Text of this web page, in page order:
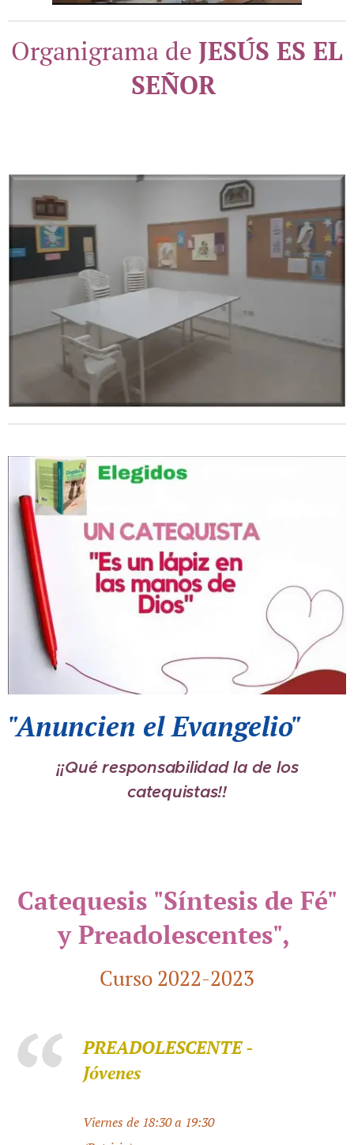
Organigrama de JESÚS ES EL
SEÑOR
"Anuncien el Evangelio"
¡¡Qué responsabilidad la de los
catequistas!!
Catequesis "Síntesis de Fé"
y Preadolescentes",
Curso 2022-2023
PREADOLESCENTE -
Jóvenes
Viernes de 18:30 a 19:30